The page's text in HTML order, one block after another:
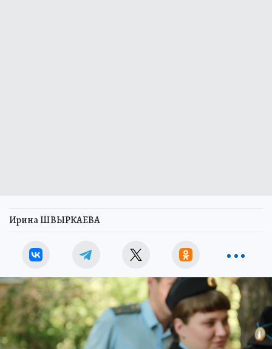
Ирина ШВЫРКАЕВА